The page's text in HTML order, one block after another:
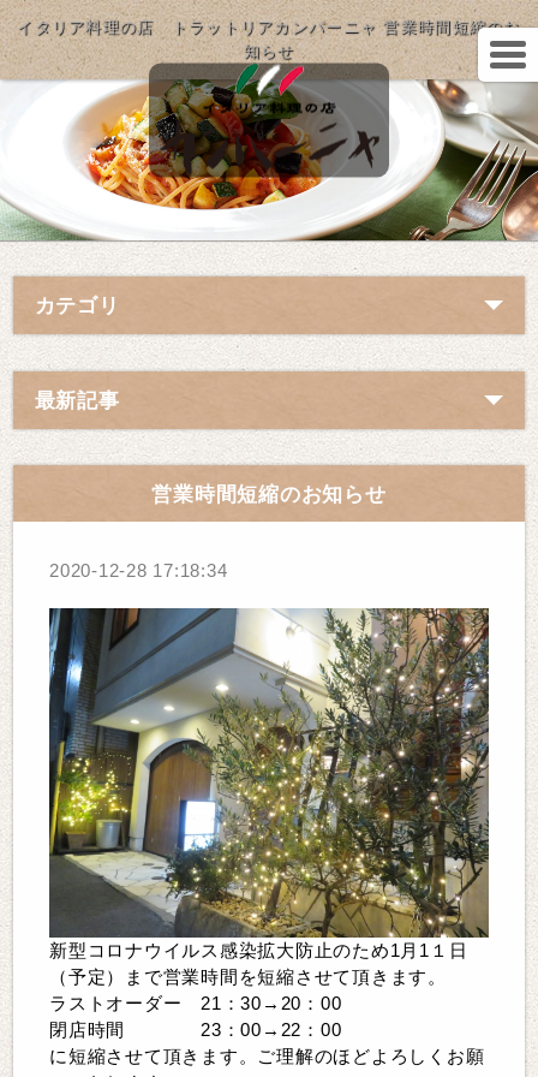
イタリア料理の店 トラットリアカンパーニャ 営業時間短縮のお
知らせ
カテゴリ
最新記事
営業時間短縮のお知らせ
2020-12-28 17:18:34
新型コロナウイルス感染拡大防止のため1月1１日
（予定）まで営業時間を短縮させて頂きます。
ラストオーダー 21：30→20：00
閉店時間 23：00→22：00
に短縮させて頂きます。ご理解のほどよろしくお願